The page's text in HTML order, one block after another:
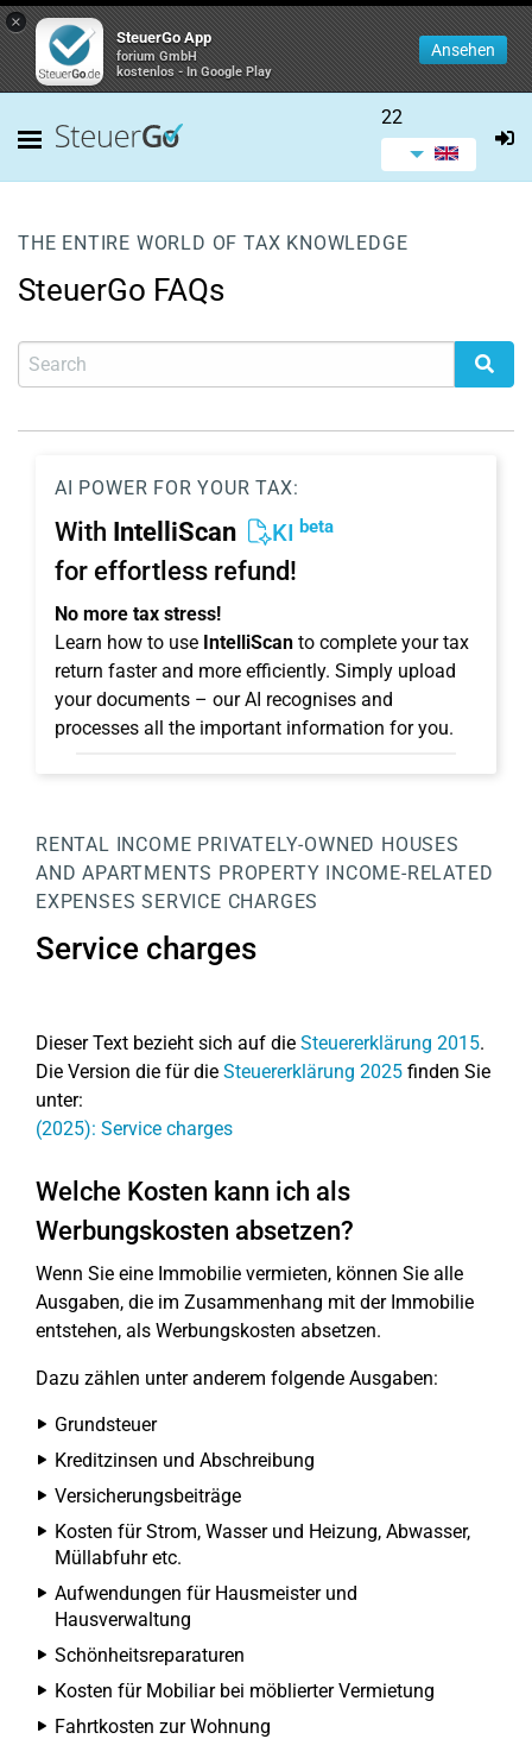
×
SteuerGo App
forium GmbH
kostenlos - In Google Play
Ansehen
22
THE ENTIRE WORLD OF TAX KNOWLEDGE
SteuerGo FAQs
AI POWER FOR YOUR TAX:
With IntelliScan KI beta
for effortless refund!
No more tax stress!
Learn how to use IntelliScan to complete your tax
return faster and more efficiently. Simply upload
your documents – our AI recognises and
processes all the important information for you.
RENTAL INCOME PRIVATELY-OWNED HOUSES
AND APARTMENTS PROPERTY INCOME-RELATED
EXPENSES SERVICE CHARGES
Service charges
Dieser Text bezieht sich auf die Steuererklärung 2015.
Die Version die für die Steuererklärung 2025 finden Sie
unter:
(2025): Service charges
Welche Kosten kann ich als
Werbungskosten absetzen?
Wenn Sie eine Immobilie vermieten, können Sie alle
Ausgaben, die im Zusammenhang mit der Immobilie
entstehen, als Werbungskosten absetzen.
Dazu zählen unter anderem folgende Ausgaben:
Grundsteuer
Kreditzinsen und Abschreibung
Versicherungsbeiträge
Kosten für Strom, Wasser und Heizung, Abwasser,
Müllabfuhr etc.
Aufwendungen für Hausmeister und
Hausverwaltung
Schönheitsreparaturen
Kosten für Mobiliar bei möblierter Vermietung
Fahrtkosten zur Wohnung